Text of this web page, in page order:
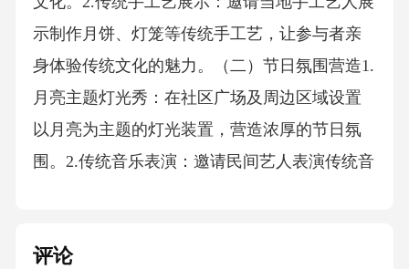
示制作月饼、灯笼等传统手工艺，让参与者亲
身体验传统文化的魅力。（二）节日氛围营造1.
月亮主题灯光秀：在社区广场及周边区域设置
以月亮为主题的灯光装置，营造浓厚的节日氛
围。2.传统音乐表演：邀请民间艺人表演传统音
饼制作大赛：组织社区居民参与月饼制作，评
评论